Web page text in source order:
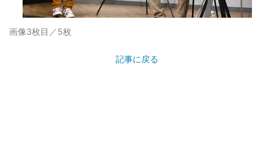
画像3枚目／5枚
記事に戻る